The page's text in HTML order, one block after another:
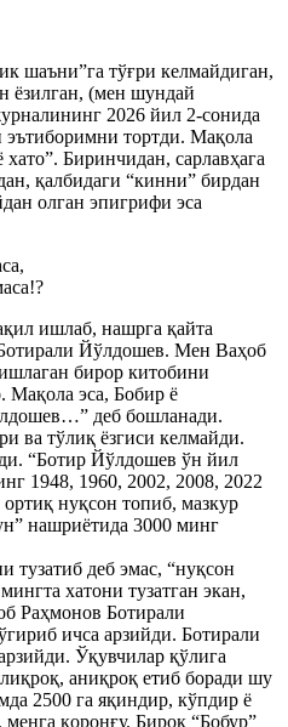
шаъни”га тўғри келмайдиган,
ёзилган, (мен шундай
2026 йил 2-сонида
эътиборимни тортди. Мақола
Биринчидан, сарлавҳага
қалбидаги “кинни” бирдан
олган эпигрифи эса
ишлаб, нашрга қайта
Йўлдошев. Мен Ваҳоб
бирор китобини
эса, Бобир ё
деб бошланади.
ва тўлиқ ёзгиси келмайди.
“Ботир Йўлдошев ўн йил
1948, 1960, 2002, 2008, 2022
нуқсон топиб, мазкур
нашриётида 3000 минг
тузатиб деб эмас, “нуқсон
хатони тузатган экан,
Раҳмонов Ботирали
ичса арзийди. Ботирали
Ўқувчилар қўлига
аниқроқ етиб боради шу
2500 га яқиндир, кўпдир ё
менга қоронғу. Бироқ “Бобур”